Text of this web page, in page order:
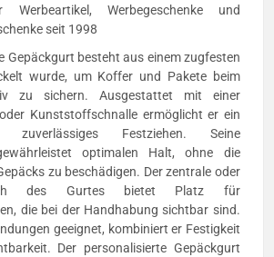
Werbeartikel, Werbegeschenke und
seit 1998
Gepäckgurt besteht aus einem zugfesten
wurde, um Koffer und Pakete beim
zu sichern. Ausgestattet mit einer
Kunststoffschnalle ermöglicht er ein
zuverlässiges Festziehen. Seine
optimalen Halt, ohne die
zu beschädigen. Der zentrale oder
des Gurtes bietet Platz für
die bei der Handhabung sichtbar sind.
geeignet, kombiniert er Festigkeit
Der personalisierte Gepäckgurt